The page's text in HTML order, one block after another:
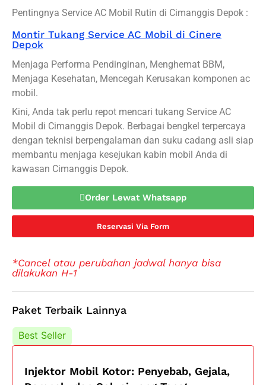
Pentingnya Service AC Mobil Rutin di Cimanggis Depok :
Montir Tukang Service AC Mobil di Cinere
Depok
Menjaga Performa Pendinginan, Menghemat BBM,
Menjaga Kesehatan, Mencegah Kerusakan komponen ac
mobil.
Kini, Anda tak perlu repot mencari tukang Service AC
Mobil di Cimanggis Depok. Berbagai bengkel terpercaya
dengan teknisi berpengalaman dan suku cadang asli siap
membantu menjaga kesejukan kabin mobil Anda di
kawasan Cimanggis Depok.
Order Lewat Whatsapp
Reservasi Via Form
*Cancel atau perubahan jadwal hanya bisa
dilakukan H-1
Paket Terbaik Lainnya
Best Seller
Injektor Mobil Kotor: Penyebab, Gejala,
Best Seller